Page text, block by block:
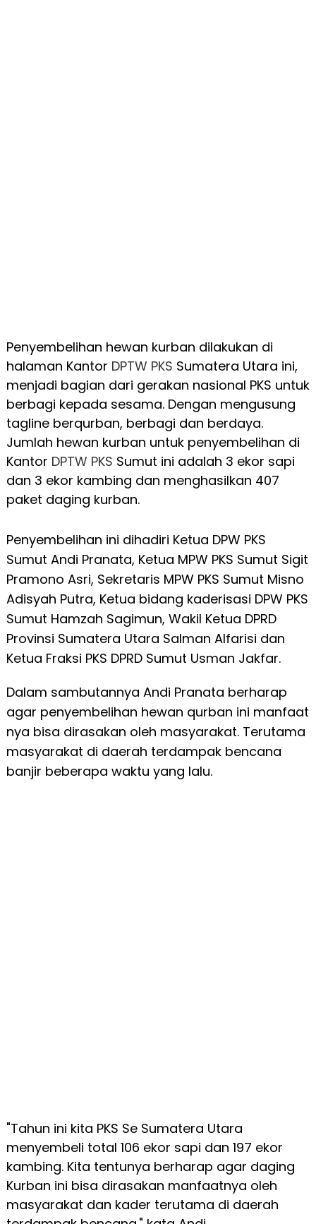
Penyembelihan hewan kurban dilakukan di
halaman Kantor DPTW PKS Sumatera Utara ini,
menjadi bagian dari gerakan nasional PKS untuk
berbagi kepada sesama. Dengan mengusung
tagline berqurban, berbagi dan berdaya.
Jumlah hewan kurban untuk penyembelihan di
Kantor DPTW PKS Sumut ini adalah 3 ekor sapi
dan 3 ekor kambing dan menghasilkan 407
paket daging kurban.
Penyembelihan ini dihadiri Ketua DPW PKS
Sumut Andi Pranata, Ketua MPW PKS Sumut Sigit
Pramono Asri, Sekretaris MPW PKS Sumut Misno
Adisyah Putra, Ketua bidang kaderisasi DPW PKS
Sumut Hamzah Sagimun, Wakil Ketua DPRD
Provinsi Sumatera Utara Salman Alfarisi dan
Ketua Fraksi PKS DPRD Sumut Usman Jakfar.
Dalam sambutannya Andi Pranata berharap
agar penyembelihan hewan qurban ini manfaat
nya bisa dirasakan oleh masyarakat. Terutama
masyarakat di daerah terdampak bencana
banjir beberapa waktu yang lalu.
"Tahun ini kita PKS Se Sumatera Utara
menyembeli total 106 ekor sapi dan 197 ekor
kambing. Kita tentunya berharap agar daging
Kurban ini bisa dirasakan manfaatnya oleh
masyarakat dan kader terutama di daerah